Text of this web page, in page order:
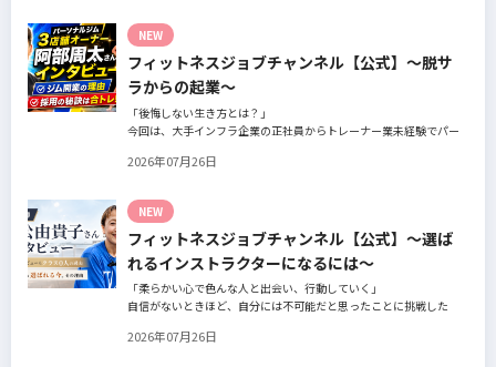
はそのスタッフの皆様がつくる施設やフィットネスについての魅力
を語っていただきました。
NEW
フィットネスジョブチャンネル【公式】～脱サ
ラからの起業～
「後悔しない生き方とは？」
今回は、大手インフラ企業の正社員からトレーナー業未経験でパー
の阿部周大さんへインタビュー。
2026年07月26日
NEW
フィットネスジョブチャンネル【公式】～選ば
れるインストラクターになるには～
「柔らかい心で色んな人と出会い、行動していく」
自信がないときほど、自分には不可能だと思ったことに挑戦した
そんな風に自分だけでは思いつかないことを行動に移してきた結果
2026年07月26日